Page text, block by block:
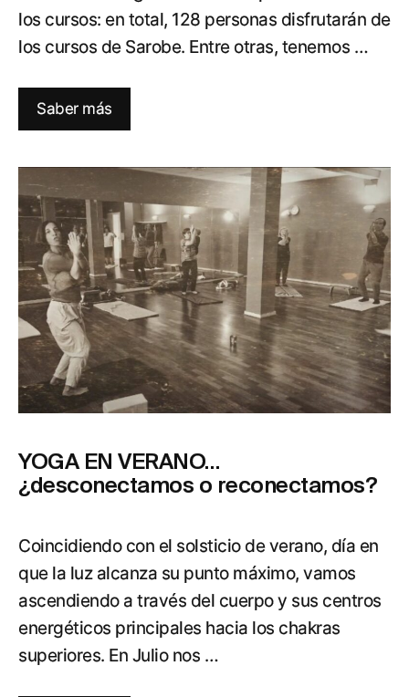
los cursos: en total, 128 personas disfrutarán de
los cursos de Sarobe. Entre otras, tenemos …
Saber más
YOGA EN VERANO…
¿desconectamos o reconectamos?
Coincidiendo con el solsticio de verano, día en
que la luz alcanza su punto máximo, vamos
ascendiendo a través del cuerpo y sus centros
energéticos principales hacia los chakras
superiores. En Julio nos …